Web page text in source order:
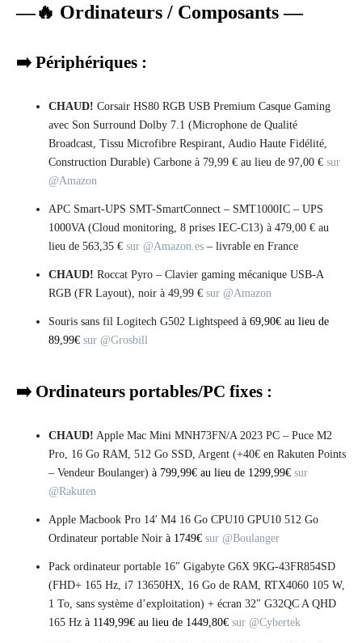
—🔥 Ordinateurs / Composants —
➡️ Périphériques :
CHAUD! Corsair HS80 RGB USB Premium Casque Gaming
avec Son Surround Dolby 7.1 (Microphone de Qualité
Broadcast, Tissu Microfibre Respirant, Audio Haute Fidélité,
Construction Durable) Carbone à 79,99 € au lieu de 97,00 € sur
@Amazon
APC Smart-UPS SMT-SmartConnect – SMT1000IC – UPS
1000VA (Cloud monitoring, 8 prises IEC-C13) à 479,00 € au
lieu de 563,35 € sur @Amazon.es – livrable en France
CHAUD! Roccat Pyro – Clavier gaming mécanique USB-A
RGB (FR Layout), noir à 49,99 € sur @Amazon
Souris sans fil Logitech G502 Lightspeed à 69,90€ au lieu de
89,99€ sur @Grosbill
➡️ Ordinateurs portables/PC fixes :
CHAUD! Apple Mac Mini MNH73FN/A 2023 PC – Puce M2
Pro, 16 Go RAM, 512 Go SSD, Argent (+40€ en Rakuten Points
– Vendeur Boulanger) à 799,99€ au lieu de 1299,99€ sur
@Rakuten
Apple Macbook Pro 14′ M4 16 Go CPU10 GPU10 512 Go
Ordinateur portable Noir à 1749€ sur @Boulanger
Pack ordinateur portable 16″ Gigabyte G6X 9KG-43FR854SD
(FHD+ 165 Hz, i7 13650HX, 16 Go de RAM, RTX4060 105 W,
1 To, sans système d’exploitation) + écran 32″ G32QC A QHD
165 Hz à 1149,99€ au lieu de 1449,80€ sur @Cybertek